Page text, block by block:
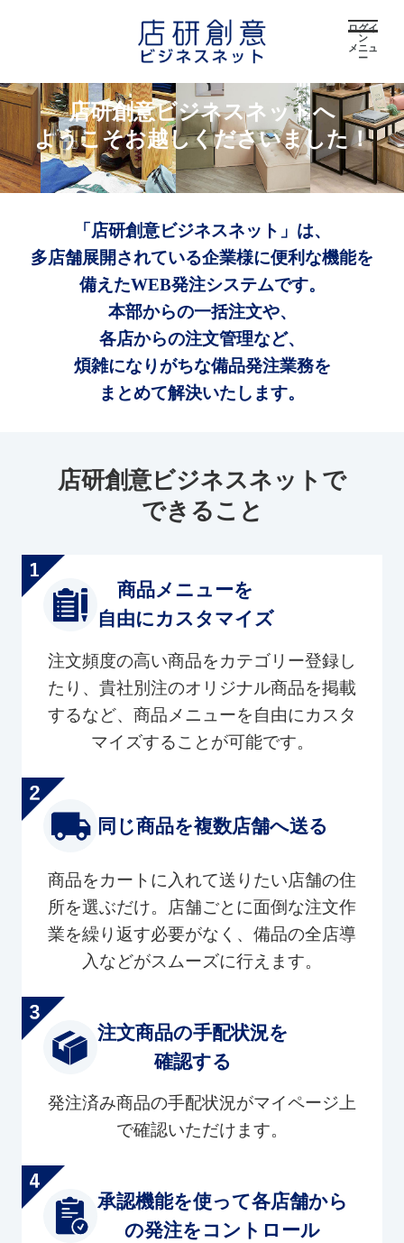
ログイ
ン
メニュ
ー
店研創意ビジネスネットへ
ようこそお越しくださいました！
「店研創意ビジネスネット」は、
多店舗展開されている企業様に便利な機能を
備えたWEB発注システムです。
本部からの一括注文や、
各店からの注文管理など、
煩雑になりがちな備品発注業務を
まとめて解決いたします。
店研創意ビジネスネットで
できること
商品メニューを
自由にカスタマイズ
注文頻度の高い商品をカテゴリー登録し
たり、貴社別注のオリジナル商品を掲載
するなど、商品メニューを自由にカスタ
マイズすることが可能です。
同じ商品を複数店舗へ送る
商品をカートに入れて送りたい店舗の住
所を選ぶだけ。店舗ごとに面倒な注文作
業を繰り返す必要がなく、備品の全店導
入などがスムーズに行えます。
注文商品の手配状況を
確認する
発注済み商品の手配状況がマイページ上
で確認いただけます。
承認機能を使って各店舗から
の発注をコントロール